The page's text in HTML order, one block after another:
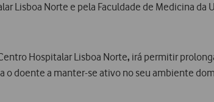
Lisboa Norte e pela Faculdade de Medicina da
Hospitalar Lisboa Norte, irá permitir
doente a manter-se ativo no seu ambiente